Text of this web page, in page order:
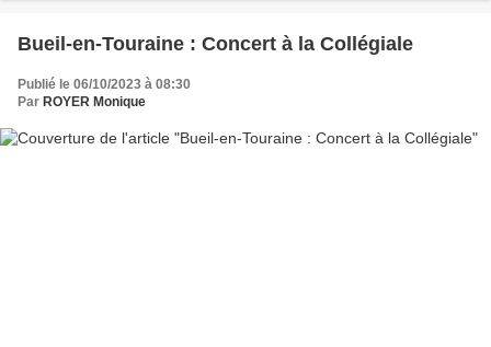
Bueil-en-Touraine : Concert à la Collégiale
Publié le 06/10/2023 à 08:30
Par ROYER Monique